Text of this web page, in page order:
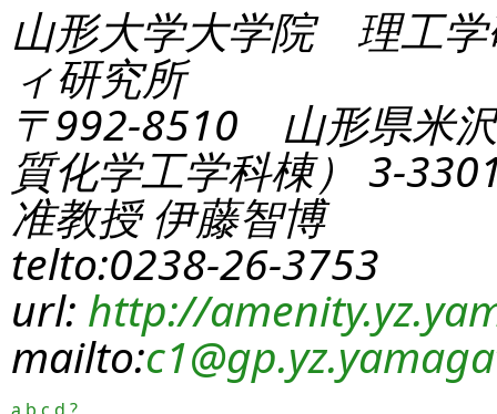
山形大学大学院 理工学
ィ研究所
〒992-8510 山形県米
質化学工学科棟） 3-
准教授 伊藤智博
telto:0238-26-3753
url: http://
mailto:c1